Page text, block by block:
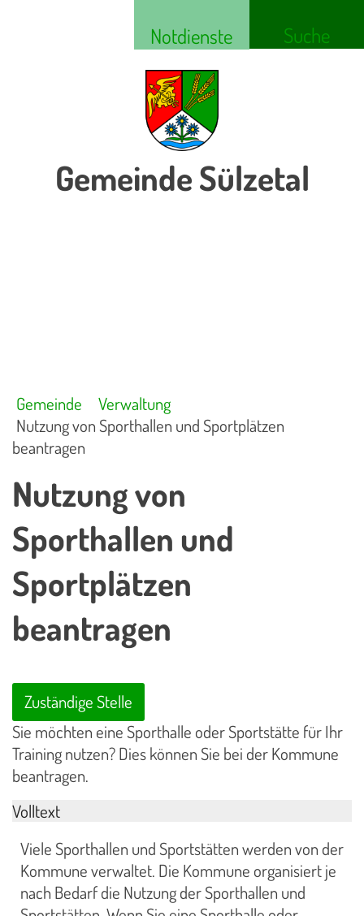
Notdienste Suche
Gemeinde Sülzetal
Gemeinde
Verwaltung
Nutzung von Sporthallen und Sportplätzen
beantragen
Nutzung von
Sporthallen und
Sportplätzen
beantragen
Zuständige Stelle
Sie möchten eine Sporthalle oder Sportstätte für Ihr
Training nutzen? Dies können Sie bei der Kommune
beantragen.
Volltext
Viele Sporthallen und Sportstätten werden von der
Kommune verwaltet. Die Kommune organisiert je
nach Bedarf die Nutzung der Sporthallen und